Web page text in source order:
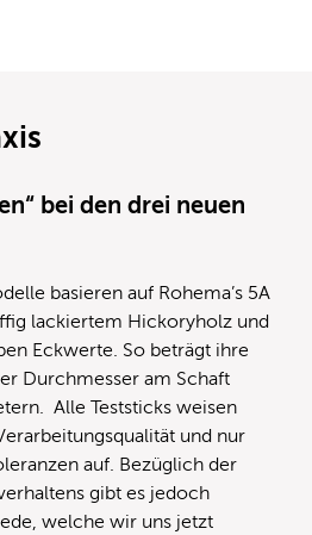
bei den drei neuen
basieren auf Rohema’s 5A
lackiertem Hickoryholz und
Eckwerte. So beträgt ihre
Durchmesser am Schaft
Alle Teststicks weisen
und nur
auf. Bezüglich der
gibt es jedoch
welche wir uns jetzt